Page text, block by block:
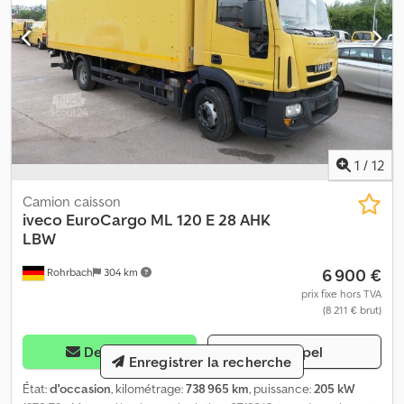
1 / 12
Rohrbach 304 km
Camion caisson
iveco EuroCargo ML 120 E 28 AHK
LBW
6 900 €
prix fixe hors TVA
(8 211 € brut)
Demander Appel
État:d'occasion, kilométrage:738 965 km, puissance:205 kW
Enregistrer la recherche